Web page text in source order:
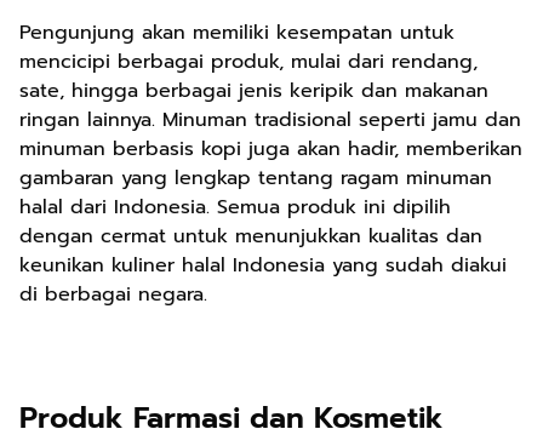
Pengunjung akan memiliki kesempatan untuk
mencicipi berbagai produk, mulai dari rendang,
sate, hingga berbagai jenis keripik dan makanan
ringan lainnya. Minuman tradisional seperti jamu dan
minuman berbasis kopi juga akan hadir, memberikan
gambaran yang lengkap tentang ragam minuman
halal dari Indonesia. Semua produk ini dipilih
dengan cermat untuk menunjukkan kualitas dan
keunikan kuliner halal Indonesia yang sudah diakui
di berbagai negara.
Produk Farmasi dan Kosmetik